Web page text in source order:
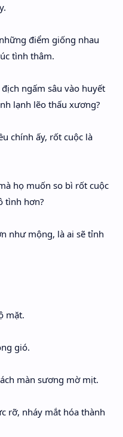
điểm giống nhau
tình thâm.
ngấm sâu vào huyết
lạnh lẽo thấu xương?
chính ấy, rốt cuộc là
họ muốn so bì rốt cuộc
tình hơn?
như mộng, là ai sẽ tỉnh
mặt.
gió.
màn sương mờ mịt.
rỡ, nháy mắt hóa thành